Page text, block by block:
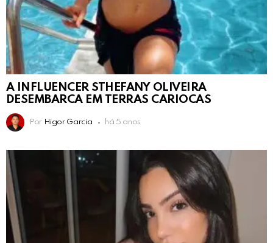
A INFLUENCER STHEFANY OLIVEIRA
DESEMBARCA EM TERRAS CARIOCAS
Por Higor Garcia há 5 anos